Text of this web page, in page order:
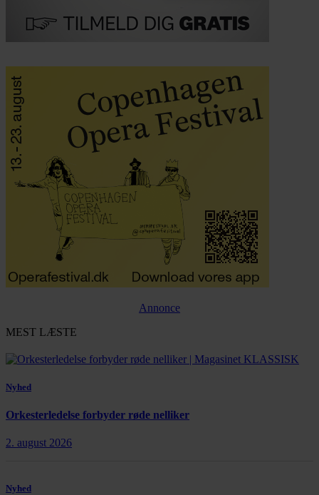
Annonce
MEST LÆSTE
Nyhed
Orkesterledelse forbyder røde nelliker
2. august 2026
Nyhed